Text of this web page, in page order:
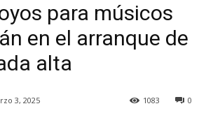
para músicos
en el arranque de
alta
3, 2025 0
1083